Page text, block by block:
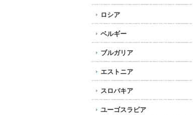
ロシア
ベルギー
ブルガリア
エストニア
スロバキア
ユーゴスラビア
アメリカ 1969年 クリス
アメリカ 1971年 クリスマ
スシール
158円